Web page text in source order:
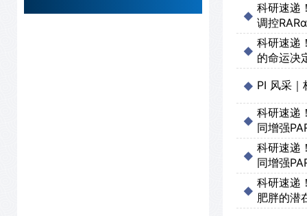
科研速递
调控
科研速递
的命运决
PI 风采｜
科研速递
同增强
科研速递
同增强
科研速递
肥胖的潜